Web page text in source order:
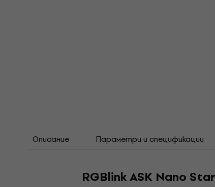
Описание Параметри и спецификации
RGBlink ASK Nano